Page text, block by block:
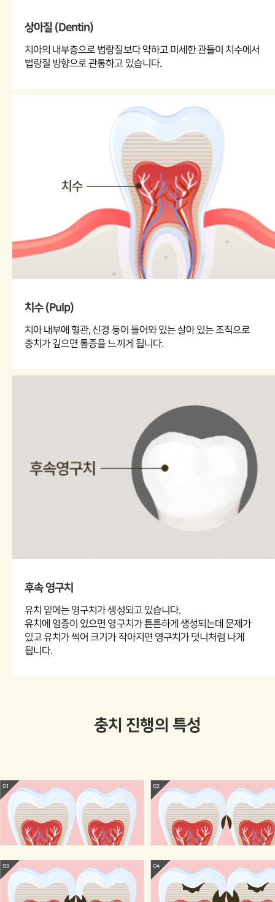
상아질 (Dentin)
치아의 내부층으로 법랑질보다 약하고 미세한 관들이 치수에서
법랑질 방향으로 관통하고 있습니다.
치수 (Pulp)
치아 내부에 혈관, 신경 등이 들어와 있는 살아 있는 조직으로
충치가 깊으면 통증을 느끼게 됩니다.
후속 영구치
유치 밑에는 영구치가 생성되고 있습니다.
유치에 염증이 있으면 영구치가 튼튼하게 생성되는데 문제가
있고 유치가 썩어 크기가 작아지면 영구치가 덧니처럼 나게
됩니다.
충치 진행의 특성